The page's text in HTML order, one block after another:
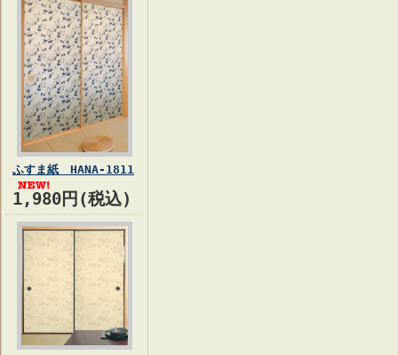
ふすま紙 HANA-1811
1,980円(税込)